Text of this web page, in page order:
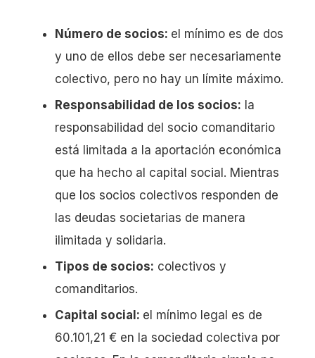
Número de socios: el mínimo es de dos
y uno de ellos debe ser necesariamente
colectivo, pero no hay un límite máximo.
Responsabilidad de los socios: la
responsabilidad del socio comanditario
está limitada a la aportación económica
que ha hecho al capital social. Mientras
que los socios colectivos responden de
las deudas societarias de manera
ilimitada y solidaria.
Tipos de socios: colectivos y
comanditarios.
Capital social: el mínimo legal es de
60.101,21 € en la sociedad colectiva por